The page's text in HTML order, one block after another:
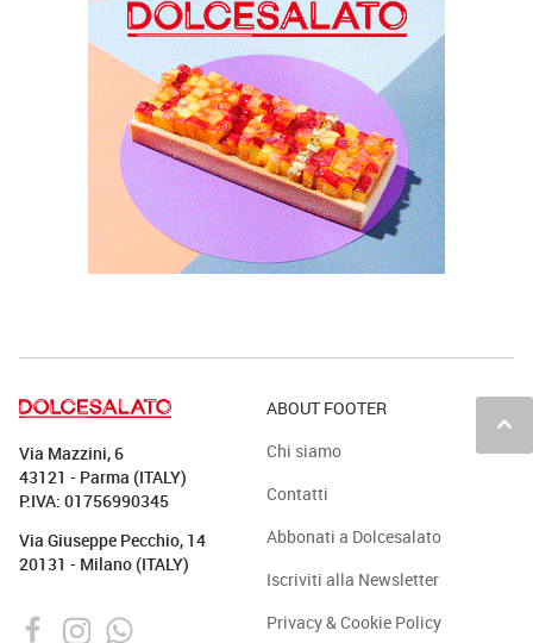
keyboard_arrow_up
Via Mazzini, 6
43121 - Parma (ITALY)
P.IVA: 01756990345
Via Giuseppe Pecchio, 14
20131 - Milano (ITALY)
ABOUT FOOTER
Chi siamo
Contatti
Abbonati a Dolcesalato
Iscriviti alla Newsletter
Privacy & Cookie Policy